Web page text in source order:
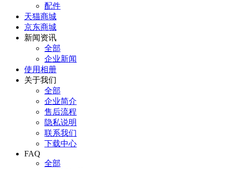
配件
天猫商城
京东商城
新闻资讯
全部
企业新闻
使用相册
关于我们
全部
企业简介
售后流程
隐私说明
联系我们
下载中心
FAQ
全部